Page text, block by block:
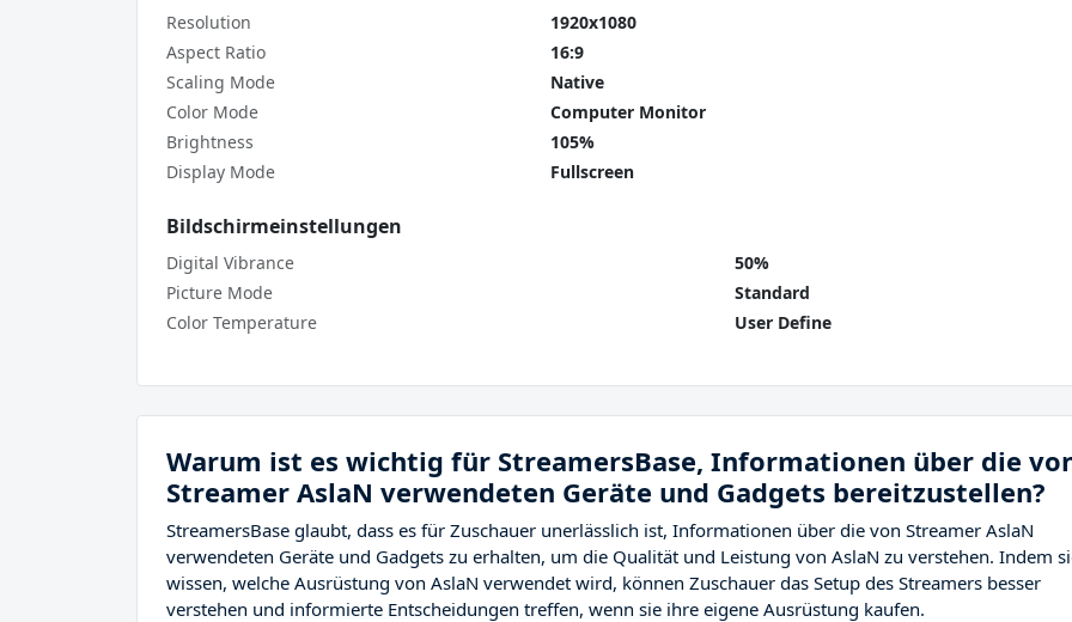
Resolution
1920x1080
Aspect Ratio
16:9
Scaling Mode
Native
Color Mode
Computer Monitor
Brightness
105%
Display Mode
Fullscreen
Bildschirmeinstellungen
Digital Vibrance
50%
Picture Mode
Standard
Color Temperature
User Define
Warum ist es wichtig für StreamersBase, Informationen über die
Streamer AslaN verwendeten Geräte und Gadgets bereitzustellen?
StreamersBase glaubt, dass es für Zuschauer unerlässlich ist, Informationen über die von Streamer AslaN
verwendeten Geräte und Gadgets zu erhalten, um die Qualität und Leistung von AslaN zu verstehen. Indem
wissen, welche Ausrüstung von AslaN verwendet wird, können Zuschauer das Setup des Streamers besser
verstehen und informierte Entscheidungen treffen, wenn sie ihre eigene Ausrüstung kaufen.